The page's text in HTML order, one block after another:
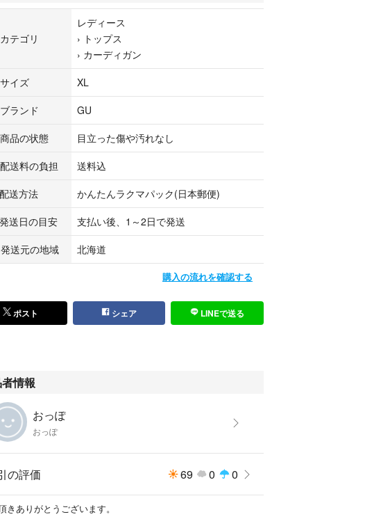
カテゴリ
レディース
› トップス
› カーディガン
サイズ
XL
ブランド
GU
商品の状態
目立った傷や汚れなし
配送料の負担
送料込
配送方法
かんたんラクマパック(日本郵便)
発送日の目安
支払い後、1～2日で発送
発送元の地域
北海道
購入の流れを確認する
ポスト シェア LINEで送る
情報
おっぽ
おっぽ
の評価 69 0 0
きありがとうございます。